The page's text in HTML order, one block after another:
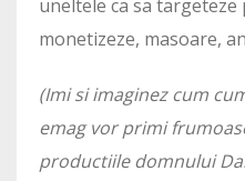
uneltele ca sa targeteze
monetizeze, masoare,
(Imi si imaginez cum
emag vor primi
productiile domnului